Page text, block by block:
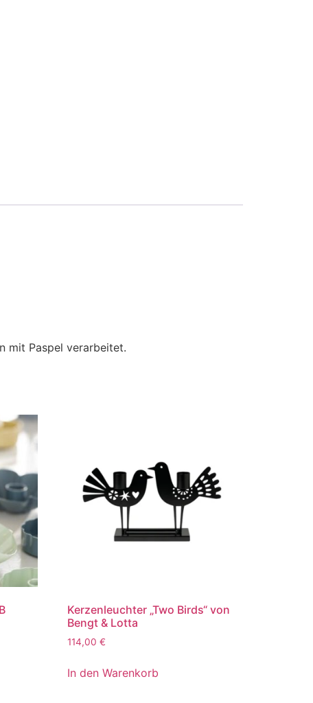
mit Paspel verarbeitet.
Kerzenleuchter „Two Birds“ von
Bengt & Lotta
114,00€
In den Warenkorb